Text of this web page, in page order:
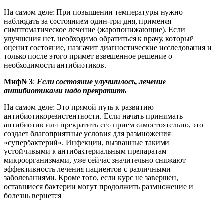
На самом деле: При повышении температуры нужно
наблюдать за состоянием один-три дня, применяя
симптоматическое лечение (жаропонижающие). Если
улучшения нет, необходимо обратиться к врачу, который
оценит состояние, назначит диагностические исследования и
только после этого примет взвешенное решение о
необходимости антибиотиков.
Миф№3: Если состояние улучшилось, лечение
антибиотиками надо прекратить
На самом деле: Это прямой путь к развитию
антибиотикорезистентности. Если начать принимать
антибиотик или прекратить его прием самостоятельно, это
создает благоприятные условия для размножения
«супербактерий». Инфекции, вызванные такими
устойчивыми к антибактериальным препаратам
микроорганизмами, уже сейчас значительно снижают
эффективность лечения пациентов с различными
заболеваниями. Кроме того, если курс не завершен,
оставшиеся бактерии могут продолжить размножение и
болезнь вернется